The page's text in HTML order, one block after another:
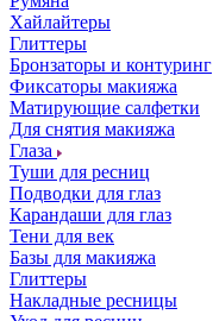
Хайлайтеры
Глиттеры
Бронзаторы и контуринг
Фиксаторы макияжа
Матирующие салфетки
Для снятия макияжа
Глаза
Туши для ресниц
Подводки для глаз
Карандаши для глаз
Тени для век
Базы для макияжа
Глиттеры
Накладные ресницы